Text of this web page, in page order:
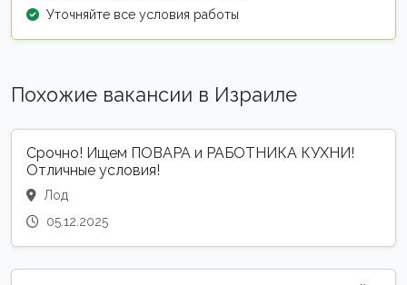
Уточняйте все условия работы
Похожие вакансии в Израиле
Срочно! Ищем ПОВАРА и РАБОТНИКА КУХНИ!
Отличные условия!
Лод
05.12.2025